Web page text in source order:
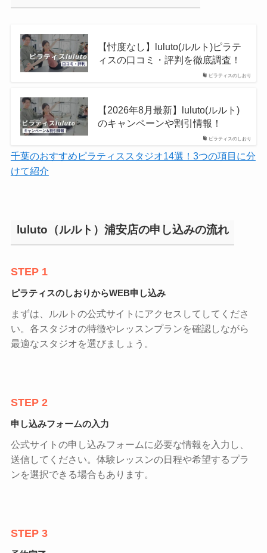
ピラティスのしおり
【忖度なし】luluto(ルルト)ピラテ
ィスの口コミ・評判を徹底調査！
ピラティスのしおり
【2026年8月最新】luluto(ルルト)
のキャンペーンや割引情報！
千葉のおすすめピラティススタジオ14選！3つの項目に分
けて紹介
luluto（ルルト）浦安店の申し込みの流れ
STEP 1
ピラティスのしおりからWEB申し込み
まずは、ルルトの公式サイトにアクセスしてしてくださ
い。各スタジオの特徴やレッスンプランを確認しながら
最適なスタジオを選びましょう。
STEP 2
申し込みフォームの入力
公式サイトの申し込みフォームに必要な情報を入力し、
送信してください。体験レッスンの日程や希望するプラ
ンを選択できる場合もあります。
STEP 3